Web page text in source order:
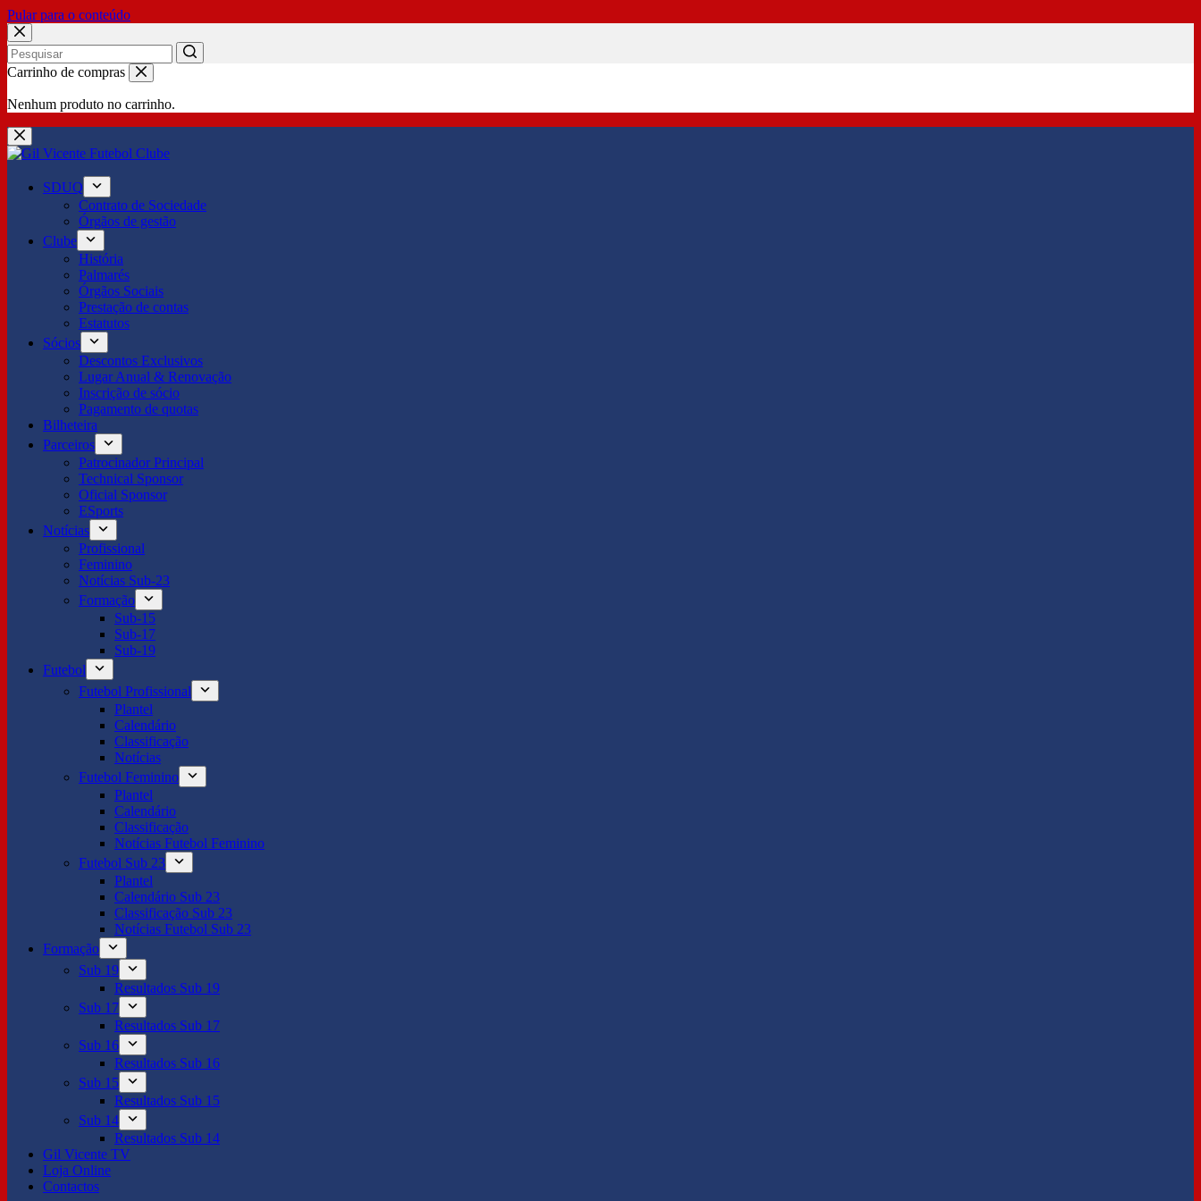
Pular para o conteúdo
No
Carrinho de compras
Nenhum produto no carrinho.
SDUQ
Contrato de Sociedade
Órgãos de gestão
Clube
História
Palmarés
Órgãos Sociais
Prestação de contas
Estatutos
Sócios
Descontos Exclusivos
Lugar Anual & Renovação
Inscrição de sócio
Pagamento de quotas
Bilheteira
Parceiros
Patrocinador Principal
Technical Sponsor
Oficial Sponsor
ESports
Notícias
Profissional
Feminino
Notícias Sub-23
Formação
Sub-15
Sub-17
Sub-19
Futebol
Futebol Profissional
Plantel
Calendário
Classificação
Notícias
Futebol Feminino
Plantel
Calendário
Classificação
Notícias Futebol Feminino
Futebol Sub 23
Plantel
Calendário Sub 23
Classificação Sub 23
Notícias Futebol Sub 23
Formação
Sub 19
Resultados Sub 19
Sub 17
Resultados Sub 17
Sub 16
Resultados Sub 16
Sub 15
Resultados Sub 15
Sub 14
Resultados Sub 14
Gil Vicente TV
Loja Online
Contactos